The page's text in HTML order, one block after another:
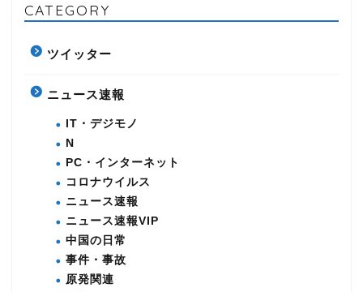
CATEGORY
ツイッター
ニュース速報
IT・デジモノ
N
PC・インターネット
コロナウイルス
ニュース速報
ニュース速報VIP
中国の日常
事件・事故
原発関連